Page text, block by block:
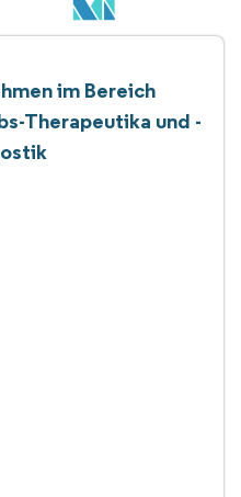
im Bereich
Therapeutika und -